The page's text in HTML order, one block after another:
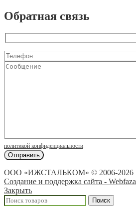
Обратная связь
политикой конфиденциальности
ООО «ИЖСТАЛЬКОМ» © 2006-2026
Создание и поддержка сайта - Webfaza
Закрыть
Поиск